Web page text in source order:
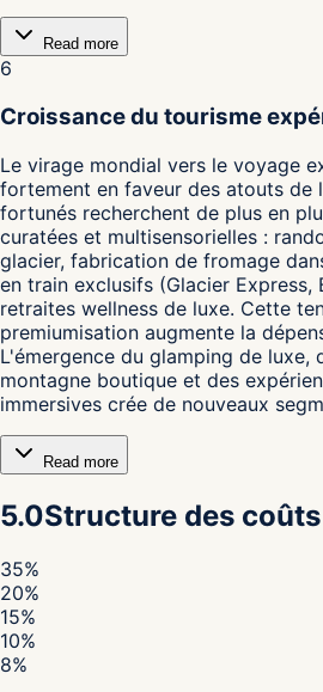
Read more
6
Croissance du tourisme
Le virage mondial vers le voyage
fortement en faveur des atouts de
fortunés recherchent de plus en
curatées et multisensorielles :
glacier, fabrication de fromage
en train exclusifs (Glacier Express,
retraites wellness de luxe. Cette
premiumisation augmente la
L'émergence du glamping de luxe,
montagne boutique et des
immersives crée de nouveaux
Read more
5.0Structure des coûts
35%
20%
15%
10%
8%